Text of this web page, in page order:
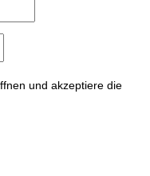
und akzeptiere die